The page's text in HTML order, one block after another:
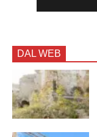
DAL WEB